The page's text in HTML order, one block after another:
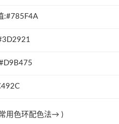
:#785F4A
用色环配色法→ )